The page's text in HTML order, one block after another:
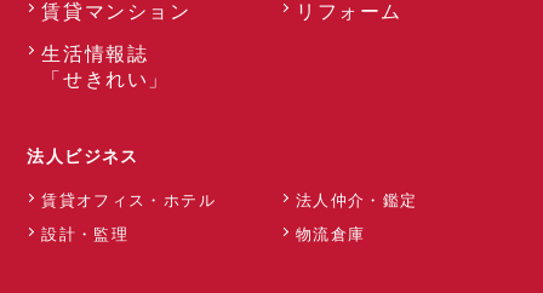
賃貸マンション リフォーム
生活情報誌
「せきれい」
法人ビジネス
賃貸オフィス・ホテル
法人仲介・鑑定
設計・監理
物流倉庫